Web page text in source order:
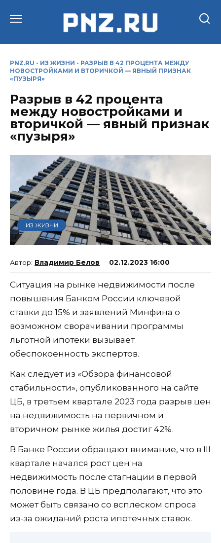
PNZ.RU - ИЗ ЖИЗНИ - РАЗРЫВ В 42 ПРОЦЕНТА МЕЖДУ
НОВОСТРОЙКАМИ И ВТОРИЧКОЙ — ЯВНЫЙ ПРИЗНАК
«ПУЗЫРЯ»
Разрыв в 42 процента
между новостройками и
вторичкой — явный признак
«пузыря»
ИЗ ЖИЗНИ
Владимир Белов 02.12.2023 16:00
Ситуация на рынке недвижимости после
повышения Банком России ключевой
ставки до 15% и заявлений Минфина о
возможном сворачивании программы
льготной ипотеки вызывает
обеспокоенность экспертов.
Как следует из «Обзора финансовой
стабильности», опубликованного на сайте
ЦБ, в третьем квартале 2023 года разрыв цен
на недвижимость на первичном и
вторичном рынке жилья достиг 42%.
В Банке России обращают внимание, что в III
квартале начался рост цен на
недвижимость после стагнации в первой
половине года. В ЦБ предполагают, что это
может быть связано со всплеском спроса
из-за ожиданий роста ипотечных ставок.